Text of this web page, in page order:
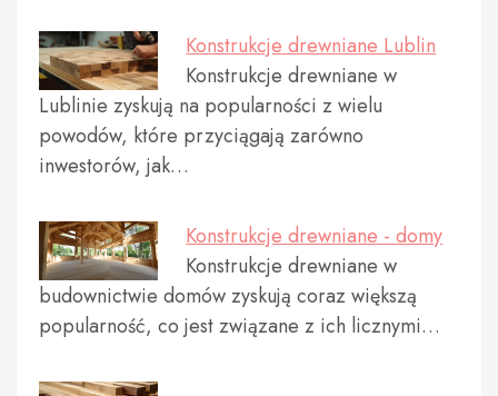
Konstrukcje drewniane Lublin
Konstrukcje drewniane w
Lublinie zyskują na popularności z wielu
powodów, które przyciągają zarówno
inwestorów, jak…
Konstrukcje drewniane - domy
Konstrukcje drewniane w
budownictwie domów zyskują coraz większą
popularność, co jest związane z ich licznymi…